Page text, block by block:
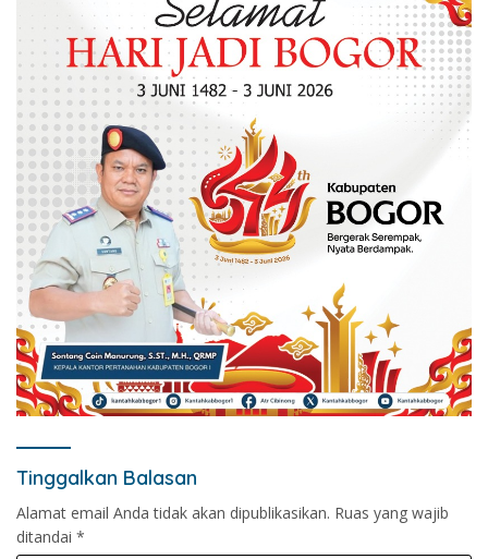
Tinggalkan Balasan
Alamat email Anda tidak akan dipublikasikan. Ruas yang wajib
ditandai *